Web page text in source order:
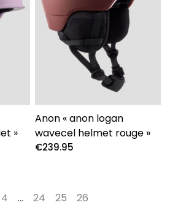
»
Anon « anon logan
wavecel helmet rouge »
€239.95
4 … 24 25 26